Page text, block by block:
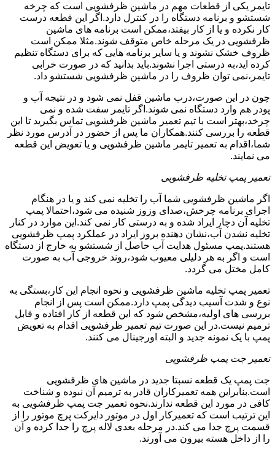
تایمر یکی از قطعات مهم در ماشین ظرفشویی است که چرخه
شستشو و برنامه دستگاه را در کنترل دارد.اگر این قطعه درست
کار نکرده و یا از کار بیفتد،ممکن است برنامه های ماشین
ظرفشویی در یک مرحله خاص متوقف شوند.مثلا ممکن است
ظروف خشک نشوند و یا سایر برنامه هایی که برای دستگاه تنظیم
کرده اید،به درستی اجرا نشوند.باید بدانید که در صورت خرابی
تایمر،نمی توان ظروف را در ماشین ظرفشویی شستشو داد.
چون در این صورت،درب ماشین قفل نمی شود و در نتیجه آب و
پودر هم وارد دستگاه نمی شوند.اگر تایمر سفت شده و نمی
چرخد،بهتر است با تیم تعمیر ماشین ظرفشویی تماس بگیرید تا این
قطعه را بررسی کنند.همکاران ما پس از حضور در آدرس مورد نظر
شما،اقدام به تعمیر تایمر ماشین ظرفشویی و یا تعویض این قطعه
می نمایند.
تعمیر پمپ تخلیه ظرفشویی
اگر ماشین ظرفشویی شما آب را تخلیه نمی کند و یا در هنگام
اجرای برنامه چرخش،صدای وزوز شنیده می شود،احتمالا پمپ
تخلیه آن دچار ایراد شده و به درستی کار نمی کند.این موارد در کنار
تخلیه نشدن آب،نشان دهنده بروز ایراد در عملکرد پمپ ظرفشویی
هستند.پمپ مسئول هدایت آب حاصل از شستشو به خارج از دستگاه
است و اگر به هر دلیلی معیوب شود،روند خروجی آب به صورت
کامل مختل می گردد.
تعمیر پمپ تخلیه ماشین ظرفشویی و نحوه انجام این کار،بستگی به
نوع و شدت آسیب دیدگی پمپ دارد.ممکن است پس از انجام
بررسی های اولیه،مشخص شود که این قطعه از کار افتاده و قابل
ترمیم نیست.در این صورت تیم تعمیر ظرفشویی اقدام به تعویض
پمپ با یک نمونه جدید و البته اورجینال می کنند.
تعمیر جت پمپ ظرفشویی
جت پمپ یک قطعه نسبتا جدید در ماشین های ظرفشویی
است.بنابراین همه تعمیرکاران قادر به ترمیم آن نبوده و شناخت
کافی در مورد این قطعه ندارند.نحوه تعمیر جت پمپ ظرفشویی به
این ترتیب است که تعمیرکار اول در موتور دایرکت پرچ موتور را از
قسمت پرچ جدا می کند.در مرحله بعدی لاله پرچ را جدا کرده و آن
را از داخل هسته بیرون می آورند.